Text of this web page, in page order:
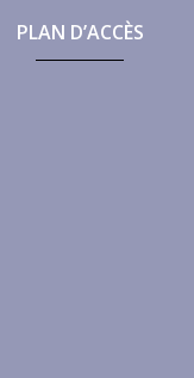
PLAN D’ACCÈS